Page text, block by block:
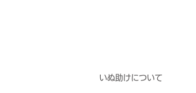
いぬ助けについて